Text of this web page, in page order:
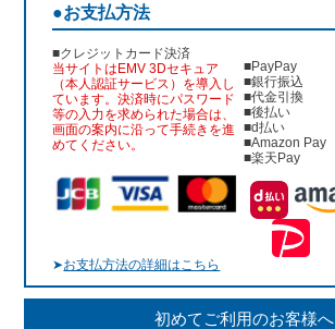
●お支払方法
■クレジットカード決済
当サイトはEMV 3Dセキュア
（本人認証サービス）を導入し
ています。決済時にパスワード
等の入力を求められた場合は、
画面の案内に沿って手続きを進
めてください。
■PayPay
■銀行振込
■代金引換
■後払い
■d払い
■Amazon Pay
■楽天Pay
➤お支払方法の詳細はこちら
初めてご利用のお客様へ